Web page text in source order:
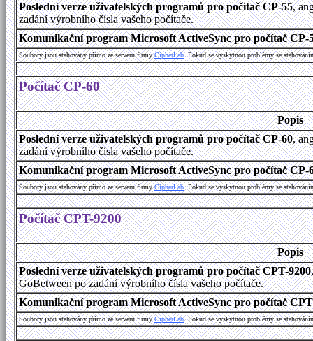
Poslední verze uživatelských programů pro počítač CP-55,
zadání výrobního čísla vašeho počítače.
Komunikační program Microsoft ActiveSync pro počítač CP-
Soubory jsou stahovány přímo ze serveru firmyCipherLab. Pokud se vyskytnou problémy se
Počítač CP-60
Popis
Poslední verze uživatelských programů pro počítač CP-60,
zadání výrobního čísla vašeho počítače.
Komunikační program Microsoft ActiveSync pro počítač CP-
Soubory jsou stahovány přímo ze serveru firmyCipherLab. Pokud se vyskytnou problémy se
Počítač CPT-9200
Popis
Poslední verze uživatelských programů pro počítač CPT-9200
GoBetween po zadání výrobního čísla vašeho počítače.
Komunikační program Microsoft ActiveSync pro počítač
Soubory jsou stahovány přímo ze serveru firmyCipherLab. Pokud se vyskytnou problémy se